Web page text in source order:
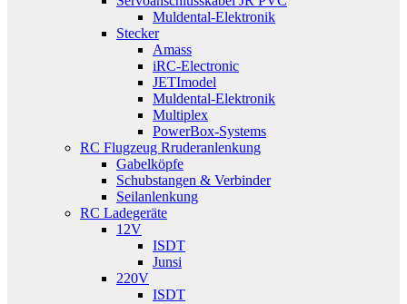
Muldental-Elektronik
Stecker
Amass
iRC-Electronic
JETImodel
Muldental-Elektronik
Multiplex
PowerBox-Systems
RC Flugzeug Rruderanlenkung
Gabelköpfe
Schubstangen & Verbinder
Seilanlenkung
RC Ladegeräte
12V
ISDT
Junsi
220V
ISDT